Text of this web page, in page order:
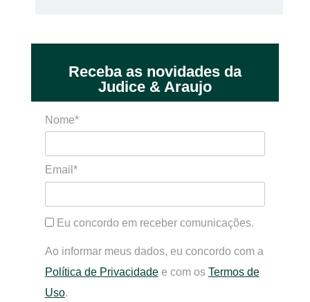
Receba as novidades da
Judice & Araujo
Nome*
Email*
Eu concordo em receber comunicações.
Ao informar meus dados, eu concordo com a
Política de Privacidadee com os Termos de
Uso.